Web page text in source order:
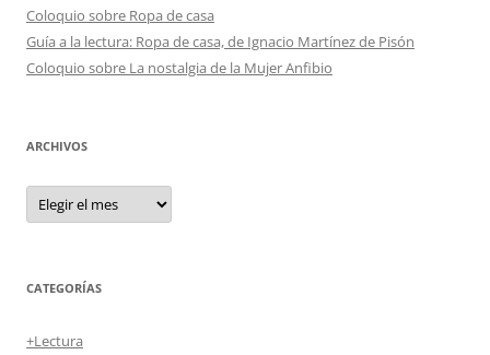
Coloquio sobre Ropa de casa
Guía a la lectura: Ropa de casa, de Ignacio Martínez de Pisón
Coloquio sobre La nostalgia de la Mujer Anfibio
ARCHIVOS
Archivos
CATEGORÍAS
+Lectura